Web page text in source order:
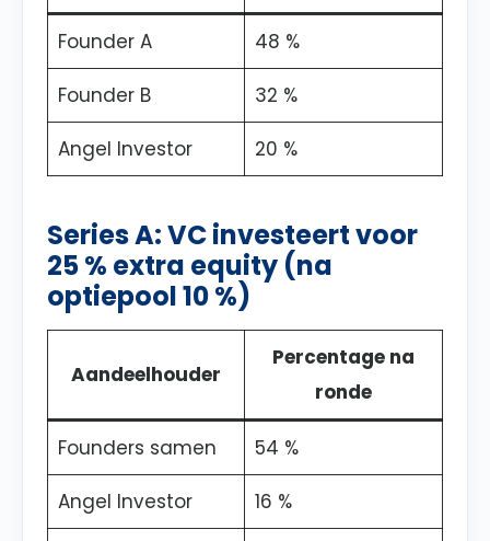
Founder A 48 %
Founder B 32 %
Angel Investor 20 %
Series A: VC investeert voor
25 % extra equity (na
optiepool 10 %)
Aandeelhouder
Percentage na
ronde
Founders samen 54 %
Angel Investor 16 %